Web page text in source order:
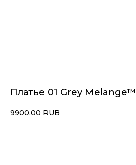
Платье 01 Grey Melange™
9900,00 RUB